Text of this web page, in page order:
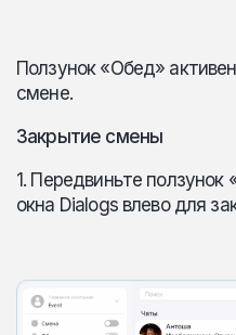
Ползунок «Обед»
смене.
Закрытие смены
1. Передвиньте
окна Dialogs влево для